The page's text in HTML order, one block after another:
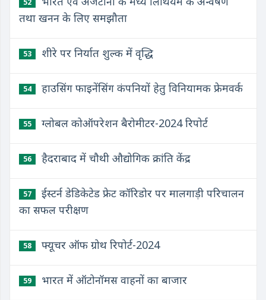
52
तथा खनन के लिए समझौता
53 शीरे पर निर्यात शुल्क में वृद्धि
54 हाउसिंग फाइनेंसिंग कंपनियों हेतु विनियामक फ्रेमवर्क
55 ग्लोबल कोऑपरेशन बैरोमीटर-2024 रिपोर्ट
56 हैदराबाद में चौथी औद्योगिक क्रांति केंद्र
57
ईस्टर्न डेडिकेटेड फ्रेट कॉरिडोर पर मालगाड़ी परिचालन
का सफल परीक्षण
58 फ्यूचर ऑफ ग्रोथ रिपोर्ट-2024
59 भारत में ऑटोनॉमस वाहनों का बाजार